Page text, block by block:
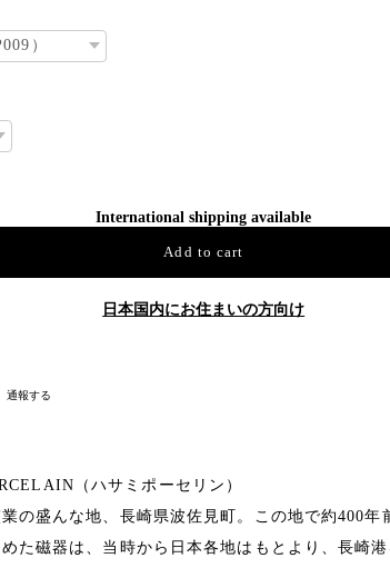
International shipping available
Add to cart
日本国内にお住まいの方向け
通報する
（ハサミポーセリン）
の盛んな地、長崎県波佐見町。この地で約400年
た磁器は、当時から日本各地はもとより、長崎